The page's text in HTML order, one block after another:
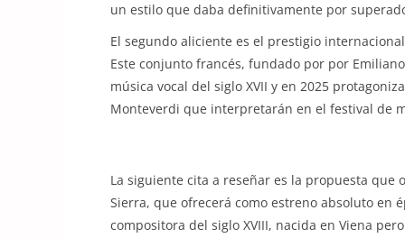
un estilo que daba definitivamente por
El segundo aliciente es el prestigio
Este conjunto francés, fundado por por
música vocal del siglo XVII y en 2025
Monteverdi que interpretarán en el festival de
La siguiente cita a reseñar es la propuesta que
Sierra, que ofrecerá como estreno absoluto en
compositora del siglo XVIII, nacida en Viena